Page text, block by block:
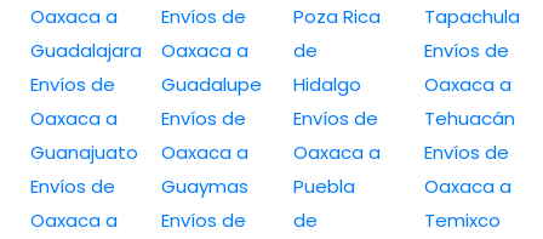
Oaxaca a
Guadalajara
Envíos de
Oaxaca a
Guanajuato
Envíos de
Oaxaca a
Envíos de
Oaxaca a
Guadalupe
Envíos de
Oaxaca a
Guaymas
Envíos de
Poza Rica
de
Hidalgo
Envíos de
Oaxaca a
Puebla
de
Tapachula
Envíos de
Oaxaca a
Tehuacán
Envíos de
Oaxaca a
Temixco